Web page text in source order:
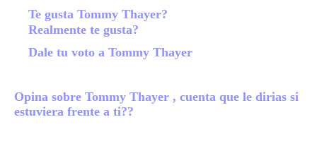
Te gusta Tommy Thayer?
Realmente te gusta?
Dale tu voto a Tommy Thayer
Opina sobre Tommy Thayer , cuenta que le dirias si
estuviera frente a ti??